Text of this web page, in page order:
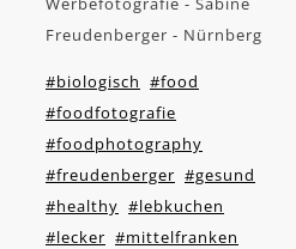
Freudenberger - Nürnberg
#biologisch #food
#foodfotografie
#foodphotography
#freudenberger #gesund
#healthy #lebkuchen
#lecker #mittelfranken